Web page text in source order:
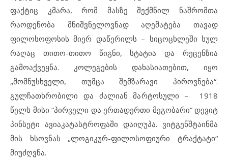
ფაქტიც კმარა, რომ მასზე შექმნილ ნაშრომთა
რაოდენობა მნიშვნელოვნად აღემატება თავად
ფილოსოფოსის მიერ დაწერილს – სიცოცხლეში სულ
რაღაც თითო-თითო წიგნი, სტატია და რეცენზია
გამოაქვეყნა. კოლეგების დახასიათებით, იყო
„მომნუსხველი, თუმცა შემზარავი პიროვნება“.
გულჩათხრობილი და ძალიან მარტოსული – 1918
წელს მისი “პირველი და ერთადერთი მეგობარი” დევიტ
პინსეტი ავიაკატასტროფაში დაიღუპა. ვიტგენშტაინმა
მის ხსოვნას „ლოგიკურ-ფილოსოფიური ტრაქტატი“
მიუძღვნა.